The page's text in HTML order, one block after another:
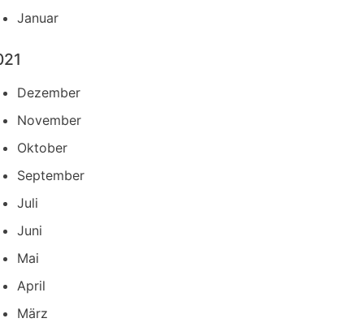
Januar
Dezember
November
Oktober
September
Juli
Juni
Mai
April
März